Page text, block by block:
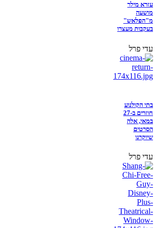
עזרא מילר
מושעה
מ"הפלאש"
בעקבות מעצרו
עדי פרל
בתי הקולנוע
חוזרים ב-27
במאי, אלה
הסרטים
שיוקרנו
עדי פרל